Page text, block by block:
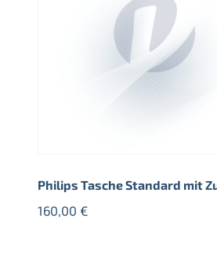
Philips Tasche Standard mit
160,00 €